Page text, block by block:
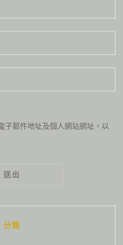
子郵件地址及個人網站網址，以
分類